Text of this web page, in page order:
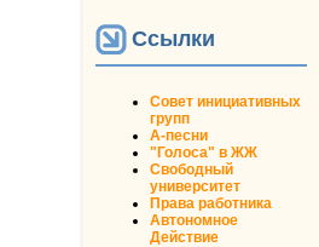
Ссылки
Совет инициативных
групп
А-песни
"Голоса" в ЖЖ
Свободный
университет
Права работника
Автономное
Действие